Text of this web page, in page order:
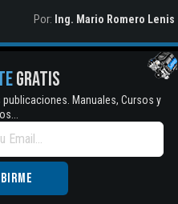
Por: Ing. Mario Romero Lenis
GRATIS
Manuales, Cursos y